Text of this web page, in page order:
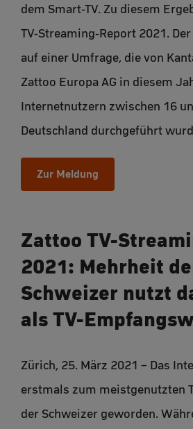
dem Smart-TV. Zu diesem
TV-Streaming-Report 2021.
auf einer Umfrage, die von
Zattoo Europa AG in diesem
Internetnutzern zwischen 16
Deutschland durchgeführt
Zur Meldung
Zattoo TV-
2021: Mehrheit
Schweizer nutzt
als TV-
Zürich, 25. März 2021 – Das
erstmals zum meistgenutzten
der Schweizer geworden.